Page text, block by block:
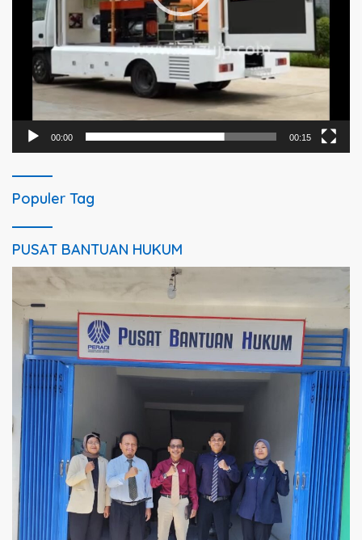
00:00 00:15
Populer Tag
PUSAT BANTUAN HUKUM